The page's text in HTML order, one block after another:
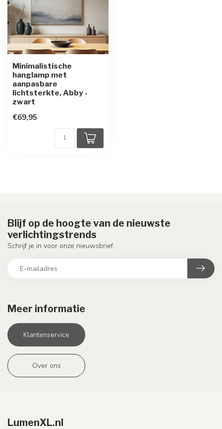
Minimalistische
hanglamp met
aanpasbare
lichtsterkte, Abby -
zwart
€69,95
Meer informatie
Klantenservice
Over ons
Blijf op de hoogte van de nieuwste
verlichtingstrends
Schrijf je in voor onze nieuwsbrief.
LumenXL.nl